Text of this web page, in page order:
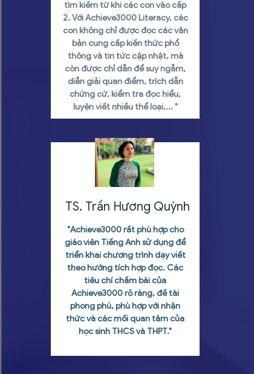
tìm kiếm từ khi các con vào cấp
2. Với Achieve3000 Literacy, các
con không chỉ được đọc các văn
bản cung cấp kiến thức phổ
thông và tin tức cập nhật, mà
còn được chỉ dẫn để suy ngẫm,
diễn giải quan điểm, trích dẫn
chứng cứ, kiểm tra đọc hiểu,
luyện viết nhiều thể loại,... "
TS. Trần Hương Quỳnh
"Achieve3000 rất phù hợp cho
giáo viên Tiếng Anh sử dụng để
triển khai chương trình dạy viết
theo hướng tích hợp đọc. Các
tiêu chí chấm bài của
Achieve3000 rõ ràng, đề tài
phong phú, phù hợp với nhận
thức và các mối quan tâm của
học sinh THCS và THPT."